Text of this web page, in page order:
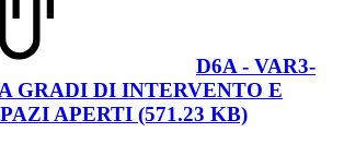
D6A - VAR3-
GRADI DI INTERVENTO E
APERTI (571.23 KB)